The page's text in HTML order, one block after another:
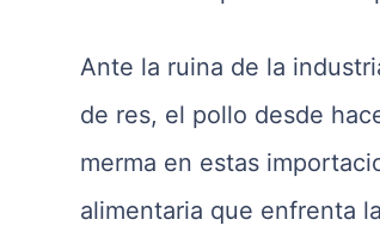
Ante la ruina de la
de res, el pollo desde
merma en estas
alimentaria que enfrenta